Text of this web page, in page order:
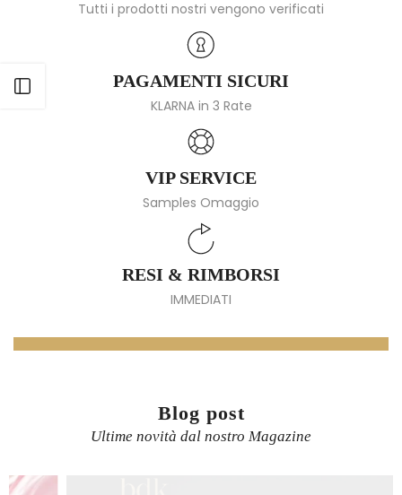
Apri barra laterale
Tutti i prodotti nostri vengono verificati
PAGAMENTI SICURI
KLARNA in 3 Rate
VIP SERVICE
Samples Omaggio
RESI & RIMBORSI
IMMEDIATI
Blog post
Ultime novità dal nostro Magazine